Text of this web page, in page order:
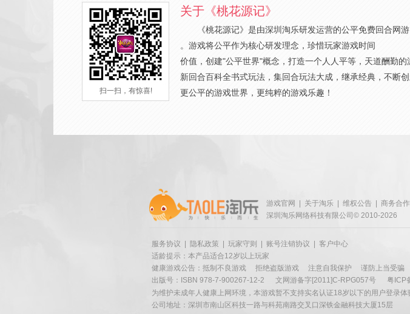
扫一扫，有惊喜!
关于《桃花源记》
《桃花源记》是由深圳淘乐研发运营的公平免费回合网游
。游戏将公平作为核心研发理念，珍惜玩家游戏时间
价值，创建"公平世界"概念，打造一个人人平等，天道酬勤的
新回合百科全书式玩法，集回合玩法大成，继承经典，不断
更公平的游戏世界，更纯粹的游戏乐趣！
游戏官网 关于淘乐 维权公告 商务合作
深圳淘乐网络科技有限公司© 2010-2026
服务协议 隐私政策 玩家守则 账号注销协议
客户中心
适龄提示：本产品适合12岁以上玩家
健康游戏公告：抵制不良游戏
拒绝盗版游戏 注意自我保护 谨防上当受骗
出版号：ISBN 978-7-900267-12-2
文网游备字[2011]C-RPG057号 粤ICP
为维护未成年人健康上网环境，本游戏暂不支持实名认证18岁以下的用户登录体
公司地址：深圳市南山区科技一路与科苑南路交叉口深铁金融科技大厦15层